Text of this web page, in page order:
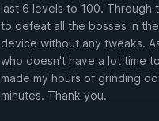
last 6 levels to 100. Through
to defeat all the bosses in
device without any tweaks.
who doesn't have a lot time
made my hours of grinding
minutes. Thank you.